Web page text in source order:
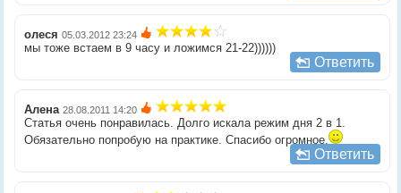
олеся 05.03.2012 23:24
мы тоже встаем в 9 часу и ложимся 21-22))))))
Ответить
Алена 28.08.2011 14:20
Статья очень понравилась. Долго искала режим дня 2 в 1.
Обязательно попробую на практике. Спасибо огромное.
Ответить